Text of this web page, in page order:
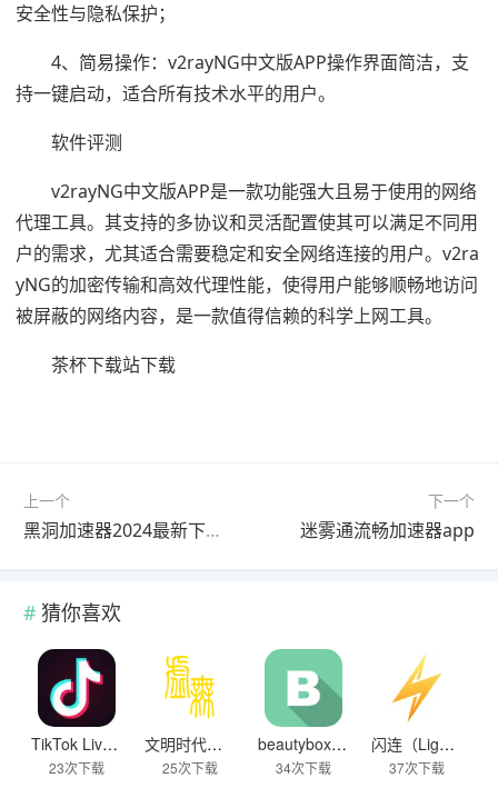
安全性与隐私保护；
4、简易操作：v2rayNG中文版APP操作界面简洁，支
持一键启动，适合所有技术水平的用户。
软件评测
v2rayNG中文版APP是一款功能强大且易于使用的网络
代理工具。其支持的多协议和灵活配置使其可以满足不同用
户的需求，尤其适合需要稳定和安全网络连接的用户。v2ra
yNG的加密传输和高效代理性能，使得用户能够顺畅地访问
被屏蔽的网络内容，是一款值得信赖的科学上网工具。
茶杯下载站下载
上一个
黑洞加速器2024最新下载安卓App
下一个
迷雾通流畅加速器app
猜你喜欢
TikTok Live Wallpaper
23次下载
文明时代下载破解版无限金币最新版
25次下载
beautybox 小绿盒正版最新免费下载
34次下载
闪连（LightningX）加速器app
37次下载